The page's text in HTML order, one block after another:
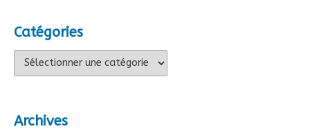
Catégories
Catégories
Archives